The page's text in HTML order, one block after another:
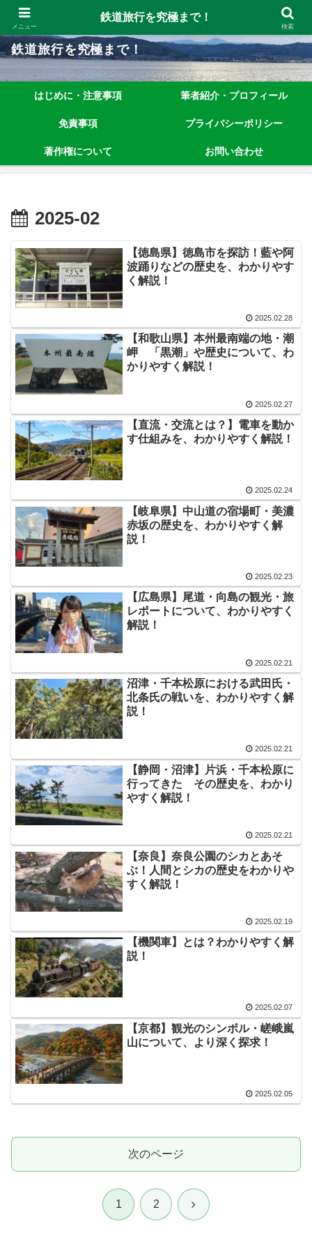
鉄道旅行を究極まで楽しむノウハウを、わかりやすく解説しています！
鉄道旅行を究極まで！
はじめに・注意事項 筆者紹介・プロフィール
免責事項 プライバシーポリシー
著作権について お問い合わせ
2025-02
【徳島県】徳島市を探訪！藍や阿
波踊りなどの歴史を、わかりやす
く解説！
2025.02.28
【和歌山県】本州最南端の地・潮
岬 「黒潮」や歴史について、わ
かりやすく解説！
2025.02.27
【直流・交流とは？】電車を動か
す仕組みを、わかりやすく解説！
2025.02.24
【岐阜県】中山道の宿場町・美濃
赤坂の歴史を、わかりやすく解
説！
2025.02.23
【広島県】尾道・向島の観光・旅
レポートについて、わかりやすく
解説！
2025.02.21
沼津・千本松原における武田氏・
北条氏の戦いを、わかりやすく解
説！
2025.02.21
【静岡・沼津】片浜・千本松原に
行ってきた その歴史を、わかり
やすく解説！
2025.02.21
【奈良】奈良公園のシカとあそ
ぶ！人間とシカの歴史をわかりや
すく解説！
2025.02.19
【機関車】とは？わかりやすく解
説！
2025.02.07
【京都】観光のシンボル・嵯峨嵐
山について、より深く探求！
2025.02.05
次のページ
1 2 次
メニュー
鉄道旅行を究極まで！
検索